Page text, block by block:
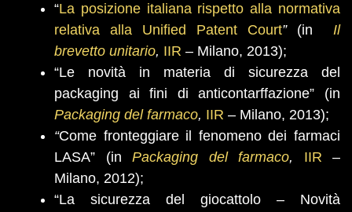
“La posizione italiana rispetto alla normativa
relativa alla Unified Patent Court” (in Il
brevetto unitario, IIR – Milano, 2013);
“Le novità in materia di sicurezza del
packaging ai fini di anticontarffazione” (in
Packaging del farmaco, IIR – Milano, 2013);
“Come fronteggiare il fenomeno dei farmaci
LASA” (in Packaging del farmaco, IIR –
Milano, 2012);
“La sicurezza del giocattolo – Novità